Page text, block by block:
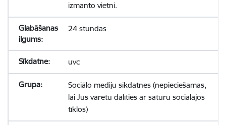
izmanto vietni.
24 stundas
uvc
Sociālo mediju sīkdatnes (nepieciešamas,
lai Jūs varētu dalīties ar saturu sociālajos
tīklos)